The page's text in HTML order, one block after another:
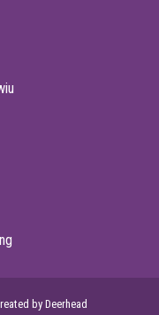
by Deerhead